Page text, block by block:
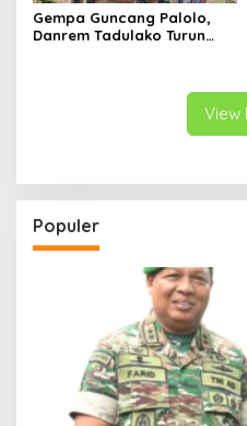
Gempa Guncang Palolo,
Danrem Tadulako Turun
View
Populer